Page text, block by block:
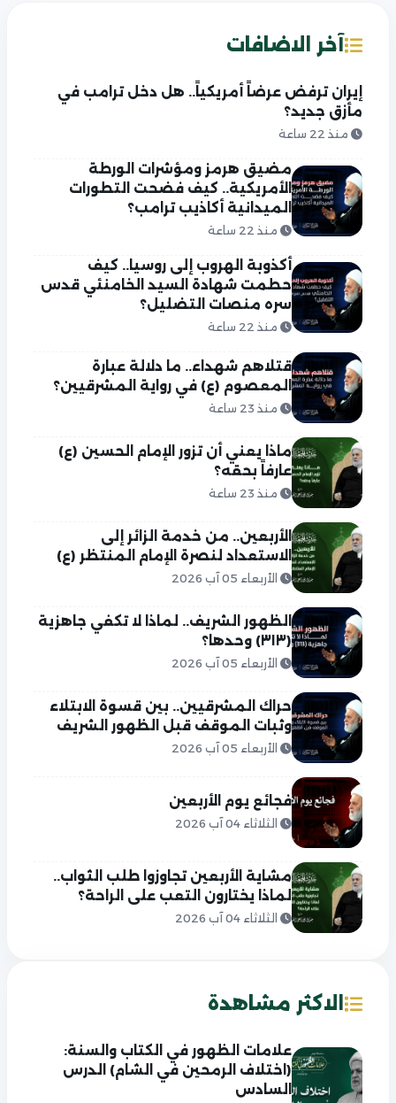
آخر الاضافات
إيران ترفض عرضاً أمريكياً.. هل دخل ترامب في
مأزق جديد؟
منذ 22 ساعة
مضيق هرمز ومؤشرات الورطة
الأمريكية.. كيف فضحت التطورات
الميدانية أكاذيب ترامب؟
منذ 22 ساعة
أكذوبة الهروب إلى روسيا.. كيف
حطمت شهادة السيد الخامنئي قدس
سره منصات التضليل؟
منذ 22 ساعة
قتلاهم شهداء.. ما دلالة عبارة
المعصوم (ع) في رواية المشرقيين؟
منذ 23 ساعة
ماذا يعني أن تزور الإمام الحسين (ع)
عارفاً بحقه؟
منذ 23 ساعة
الأربعين.. من خدمة الزائر إلى
الاستعداد لنصرة الإمام المنتظر (ع)
الأربعاء 05 آب 2026
الظهور الشريف.. لماذا لا تكفي جاهزية
(٣١٣) وحدها؟
الأربعاء 05 آب 2026
حراك المشرقيين.. بين قسوة الابتلاء
وثبات الموقف قبل الظهور الشريف
الأربعاء 05 آب 2026
فجائع يوم الأربعين
الثلاثاء 04 آب 2026
مشاية الأربعين تجاوزوا طلب الثواب..
لماذا يختارون التعب على الراحة؟
الثلاثاء 04 آب 2026
الاكثر مشاهدة
علامات الظهور في الكتاب والسنة:
(اختلاف الرمحين في الشام) الدرس
السادس